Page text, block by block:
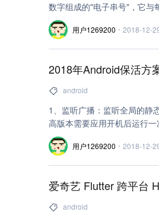
数字组成的"电子串号"，它与
的一组号码，这个号码从生
BABT（英国通信认证管理委
表机型。 2、接着的2位数（
么是IMSI？ 国际移动用户识
存在SIM卡中，可用于区别
Integrate circuit card identity
性，类似于手机的序列号，
代码：比如中国移动的为：
用户1269200 2018-12-
2018年Android保活方
android
1、监听广播：监听全局的静
高版本需要应用开机后运行
动保活的前台服务）
用户1269200 2018-12-
爱奇艺 Flutter 跨平台
android